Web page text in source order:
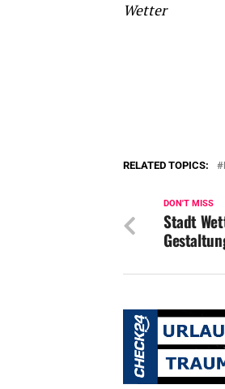
Wetter
RELATED TOPICS:
DON'T MISS
Stadt